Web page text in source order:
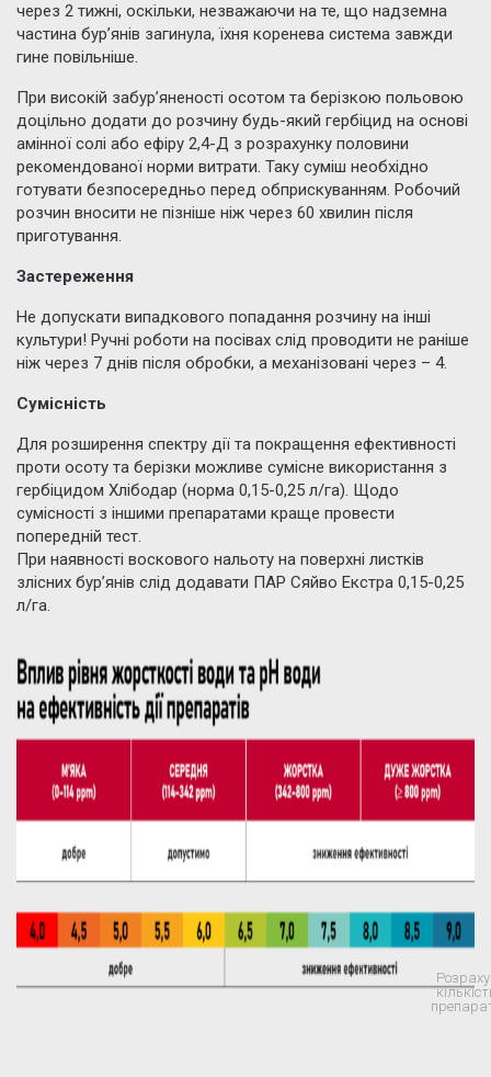
через 2 тижні, оскільки, незважаючи на те, що надземна
частина бур’янів загинула, їхня коренева система завжди
гине повільніше.
При високій забур’яненості осотом та берізкою польовою
доцільно додати до розчину будь-який гербіцид на основі
амінної солі або ефіру 2,4-Д з розрахунку половини
рекомендованої норми витрати. Таку суміш необхідно
готувати безпосередньо перед обприскуванням. Робочий
розчин вносити не пізніше ніж через 60 хвилин після
приготування.
Застереження
Не допускати випадкового попадання розчину на інші
культури! Ручні роботи на посівах слід проводити не раніше
ніж через 7 днів після обробки, а механізовані через – 4.
Сумісність
Для розширення спектру дії та покращення ефективності
проти осоту та берізки можливе сумісне використання з
гербіцидом Хлібодар (норма 0,15-0,25 л/га). Щодо
сумісності з іншими препаратами краще провести
попередній тест.
При наявності воскового нальоту на поверхні листків
злісних бур’янів слід додавати ПАР Сяйво Екстра 0,15-0,25
л/га.